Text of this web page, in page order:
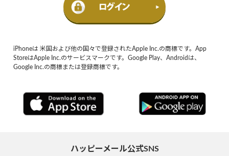
iPhoneは 米国および他の国々で登録されたApple Inc.の商標です。App
StoreはApple Inc.のサービスマークです。Google Play、Androidは、
Google Inc.の商標または登録商標です。
ハッピーメール公式SNS